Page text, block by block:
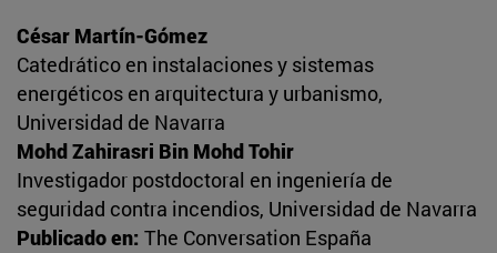
César Martín-Gómez
Catedrático en instalaciones y sistemas
energéticos en arquitectura y urbanismo,
Universidad de Navarra
Mohd Zahirasri Bin Mohd Tohir
Investigador postdoctoral en ingeniería de
seguridad contra incendios, Universidad de Navarra
Publicado en: The Conversation España